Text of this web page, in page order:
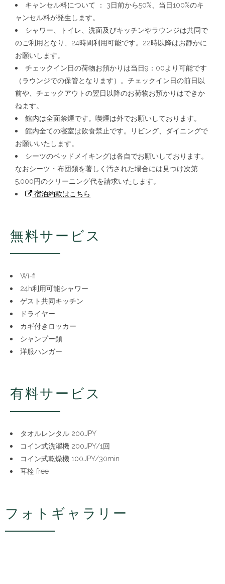
キャンセル料について ： 3日前から50%、当日100%のキ
ャンセル料が発生します。
シャワー、トイレ、洗面及びキッチンやラウンジは共同で
のご利用となり、24時間利用可能です。22時以降はお静かに
お願いします。
チェックイン日の荷物お預かりは当日9：00より可能です
（ラウンジでの保管となります）。チェックイン日の前日以
前や、チェックアウトの翌日以降のお荷物お預かりはできか
ねます。
館内は全面禁煙です。喫煙は外でお願いしております。
館内全ての寝室は飲食禁止です。リビング、ダイニングで
お願いいたします。
シーツのベッドメイキングは各自でお願いしております。
なおシーツ・布団類を著しく汚された場合には見つけ次第
5,000円のクリーニング代を請求いたします。
宿泊約款はこちら
無料サービス
Wi-fi
24h利用可能シャワー
ゲスト共同キッチン
ドライヤー
カギ付きロッカー
シャンプー類
洋服ハンガー
有料サービス
タオルレンタル 200JPY
コイン式洗濯機 200JPY/1回
コイン式乾燥機 100JPY/30min
耳栓 free
フォトギャラリー